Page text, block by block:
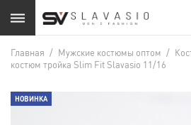
Главная / Мужские костюмы оптом /
костюм тройка Slim Fit Slavasio 11/16
НОВИНКА